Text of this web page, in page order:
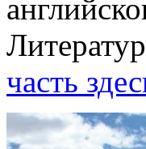
часть